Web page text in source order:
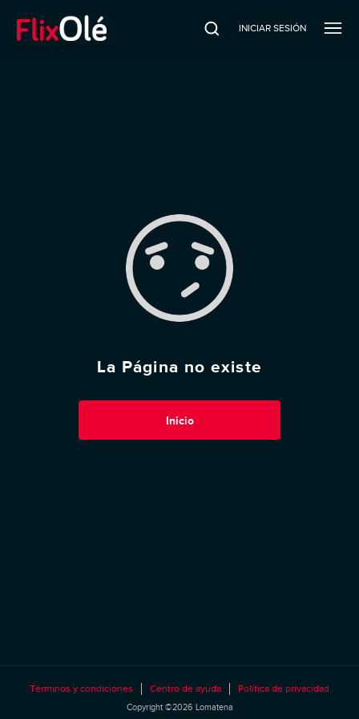
INICIAR SESIÓN
La Página no existe
Inicio
Términos y condiciones Centro de ayuda Política de privacidad
Copyright ©2026 Lomatena